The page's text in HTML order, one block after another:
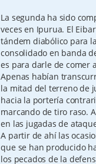
La segunda ha sido
veces en Ipurua. El
tándem diabólico para
consolidado en banda
es para darle de comer
Apenas habían
la mitad del terreno de
hacia la portería
marcando de tiro raso.
en las jugadas de
A partir de ahí las
que se han producido
los pecados de la